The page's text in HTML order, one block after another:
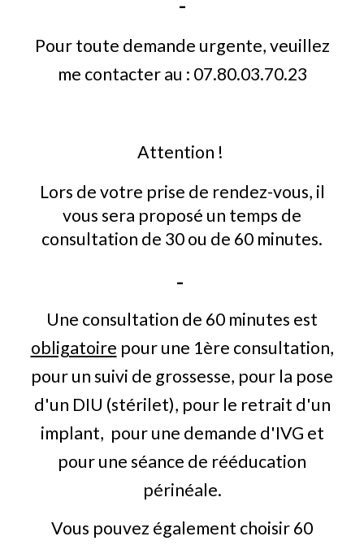
-
Pour toute demande urgente, veuillez
me contacter au : 07.80.03.70.23
Attention !
Lors de votre prise de rendez-vous, il
vous sera proposé un temps de
consultation de 30 ou de 60 minutes.
-
Une consultation de 60 minutes est
obligatoire pour une 1ère consultation,
pour un suivi de grossesse, pour la pose
d'un DIU (stérilet), pour le retrait d'un
implant, pour une demande d'IVG et
pour une séance de rééducation
périnéale.
Vous pouvez également choisir 60